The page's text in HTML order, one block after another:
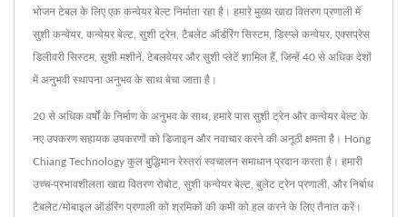
भोजन टेबल के लिए एक कन्वेयर बेल्ट निर्माता रहा है। हमारे मुख्य खाद्य वितरण प्रणाली में
सुशी कन्वेयर, कन्वेयर बेल्ट, सुशी ट्रेन, टैबलेट ऑर्डरिंग सिस्टम, डिस्प्ले कन्वेयर, एक्सप्रेस
डिलीवरी सिस्टम, सुशी मशीनें, टेबलवेयर और सुशी प्लेटें शामिल हैं, जिन्हें 40 से अधिक देशों
में अनुभवी स्थापना अनुभव के साथ बेचा जाता है।
20 से अधिक वर्षों के निर्माण के अनुभव के साथ, हमारे पास सुशी ट्रेन और कन्वेयर बेल्ट के
नए उपकरण सहायक उपकरणों को डिजाइन और नवाचार करने की अनूठी क्षमता है। Hong
Chiang Technology कुल बुद्धिमान रेस्तरां स्वचालन समाधान प्रदान करता है। हमारी
उच्च-प्रभावशीलता खाद्य वितरण रोबोट, सुशी कन्वेयर बेल्ट, बुलेट ट्रेन प्रणाली, और निर्बाध
टैबलेट/मोबाइल ऑर्डरिंग प्रणाली को श्रमिकों की कमी को हल करने के लिए तैनात करें।